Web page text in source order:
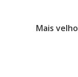
Mais velho